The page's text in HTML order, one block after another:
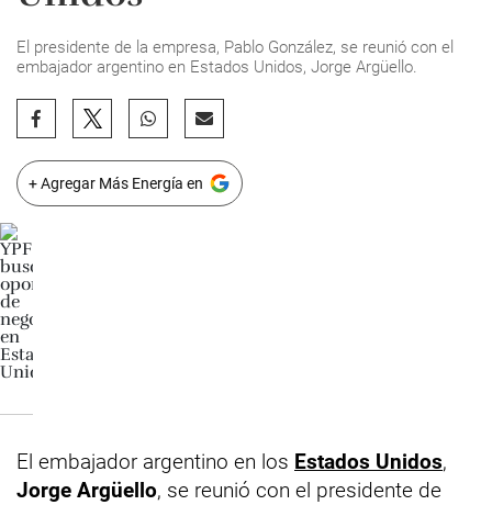
El presidente de la empresa, Pablo González, se reunió con el
embajador argentino en Estados Unidos, Jorge Argüello.
+ Agregar Más Energía en
El embajador argentino en los Estados Unidos,
Jorge Argüello, se reunió con el presidente de